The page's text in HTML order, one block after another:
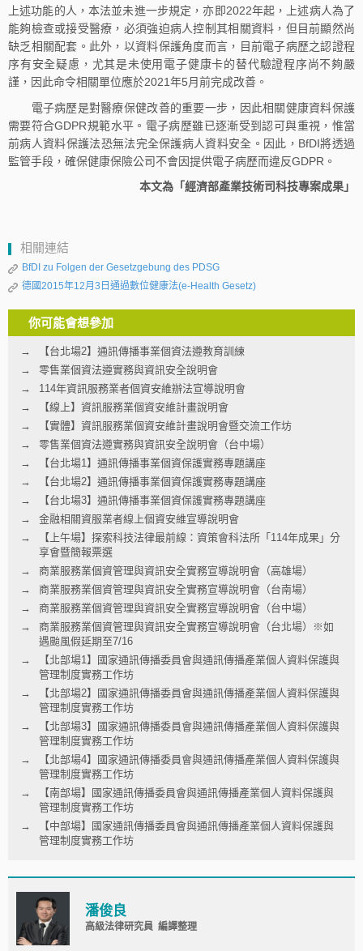
上述功能的人，本法並未進一步規定，亦即2022年起，上述病人為了
能夠檢查或接受醫療，必須強迫病人控制其相關資料，但目前顯然尚
缺乏相關配套。此外，以資料保護角度而言，目前電子病歷之認證程
序有安全疑慮，尤其是未使用電子健康卡的替代驗證程序尚不夠嚴
謹，因此命令相關單位應於2021年5月前完成改善。
電子病歷是對醫療保健改善的重要一步，因此相關健康資料保護
需要符合GDPR規範水平。電子病歷雖已逐漸受到認可與重視，惟當
前病人資料保護法恐無法完全保護病人資料安全。因此，BfDI將透過
監管手段，確保健康保險公司不會因提供電子病歷而違反GDPR。
本文為「經濟部產業技術司科技專案成果」
相關連結
BfDI zu Folgen der Gesetzgebung des PDSG
德國2015年12月3日通過數位健康法(e-Health Gesetz)
你可能會想參加
【台北場2】通訊傳播事業個資法遵教育訓練
零售業個資法遵實務與資訊安全說明會
114年資訊服務業者個資安維辦法宣導說明會
【線上】資訊服務業個資安維計畫說明會
【實體】資訊服務業個資安維計畫說明會暨交流工作坊
零售業個資法遵實務與資訊安全說明會（台中場）
【台北場1】通訊傳播事業個資保護實務專題講座
【台北場2】通訊傳播事業個資保護實務專題講座
【台北場3】通訊傳播事業個資保護實務專題講座
金融相關資服業者線上個資安維宣導說明會
【上午場】探索科技法律最前線：資策會科法所「114年成果」分
享會暨簡報票選
商業服務業個資管理與資訊安全實務宣導說明會（高雄場）
商業服務業個資管理與資訊安全實務宣導說明會（台南場）
商業服務業個資管理與資訊安全實務宣導說明會（台中場）
商業服務業個資管理與資訊安全實務宣導說明會（台北場）※如
遇颱風假延期至7/16
【北部場1】國家通訊傳播委員會與通訊傳播產業個人資料保護與
管理制度實務工作坊
【北部場2】國家通訊傳播委員會與通訊傳播產業個人資料保護與
管理制度實務工作坊
【北部場3】國家通訊傳播委員會與通訊傳播產業個人資料保護與
管理制度實務工作坊
【北部場4】國家通訊傳播委員會與通訊傳播產業個人資料保護與
管理制度實務工作坊
【南部場】國家通訊傳播委員會與通訊傳播產業個人資料保護與
管理制度實務工作坊
【中部場】國家通訊傳播委員會與通訊傳播產業個人資料保護與
管理制度實務工作坊
潘俊良
高級法律研究員 編譯整理